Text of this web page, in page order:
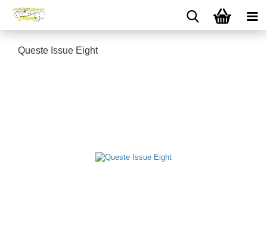
Queste Issue Eight